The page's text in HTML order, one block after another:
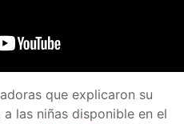
que explicaron su
las niñas disponible en el